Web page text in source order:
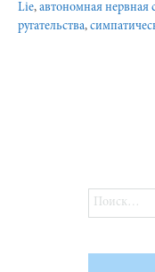
Lie, автономная нервная
ругательства,
Найти: